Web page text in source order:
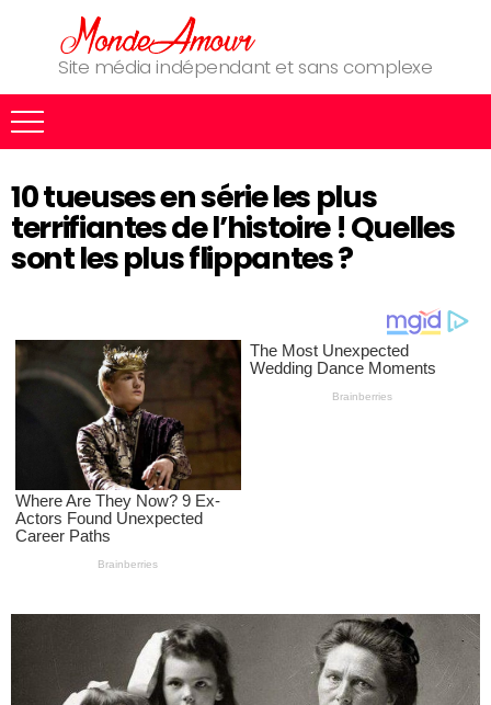
Site média indépendant et sans complexe
10 tueuses en série les plus
terrifiantes de l’histoire ! Quelles
sont les plus flippantes ?